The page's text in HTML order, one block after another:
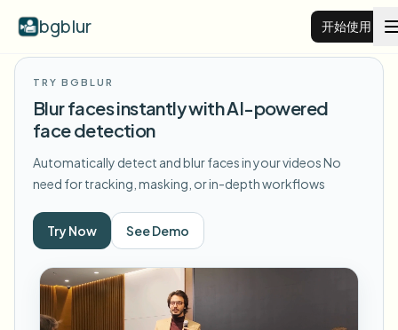
bgblur 开始使用
示例
浏览完整示例库
功能
View all features
企业
TRY BGBLUR
Blur faces instantly with AI-powered
face detection
Automatically detect and blur faces in your videosNo
need for tracking, masking, or in-depth workflows
Try Now See Demo